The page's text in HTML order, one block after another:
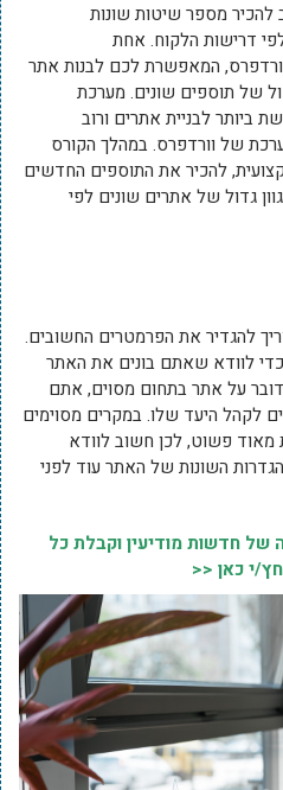
מספר שיטות שונות
דרישות הלקוח. אחת
המאפשרת לכם לבנות אתר
של תוספים שונים. מערכת
ביותר לבניית אתרים ורוב
של וורדפרס. במהלך הקורס
להכיר את התוספים החדשים
גדול של אתרים שונים לפי
להגדיר את הפרמטרים החשובים.
לוודא שאתם בונים את האתר
על אתר בתחום מסוים, אתם
לקהל היעד שלו. במקרים מסוימים
מאוד פשוט, לכן חשוב לוודא
השונות של האתר עוד לפני
חדשות מודיעין וקבלת כל
י כאן <<